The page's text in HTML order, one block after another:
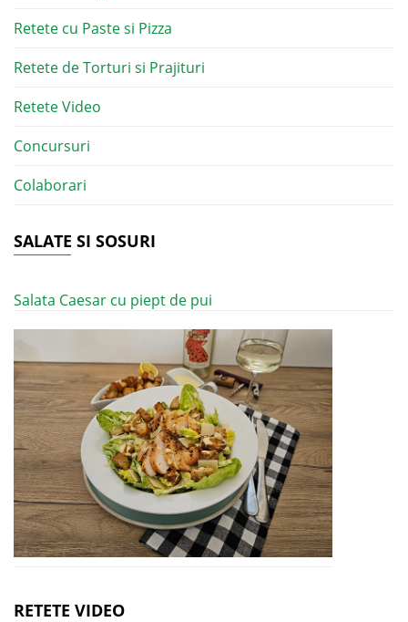
Retete cu Paste si Pizza
Retete de Torturi si Prajituri
Retete Video
Concursuri
Colaborari
SALATE SI SOSURI
Salata Caesar cu piept de pui
RETETE VIDEO